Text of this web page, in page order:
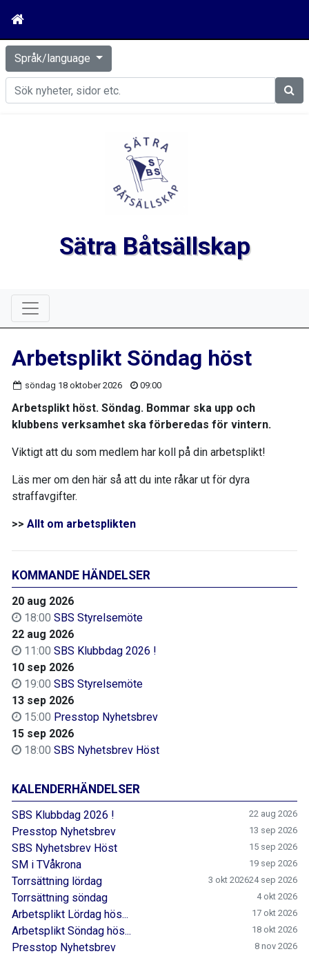
Språk/language
Sök
Sätra Båtsällskap
KOMMANDE HÄNDELSER
20 aug 2026
18:00 SBS Styrelsemöte
22 aug 2026
11:00 SBS Klubbdag 2026 !
10 sep 2026
19:00 SBS Styrelsemöte
13 sep 2026
15:00 Presstop Nyhetsbrev
15 sep 2026
18:00 SBS Nyhetsbrev Höst
KALENDERHÄNDELSER
SBS Klubbdag 2026 ! 22 aug 2026
Presstop Nyhetsbrev 13 sep 2026
SBS Nyhetsbrev Höst 15 sep 2026
SM i TVåkrona
19 sep 2026
24 sep 2026
Torrsättning lördag 3 okt 2026
Torrsättning söndag 4 okt 2026
Arbetsplikt Lördag hös... 17 okt 2026
Arbetsplikt Söndag hös... 18 okt 2026
Presstop Nyhetsbrev 8 nov 2026
Arbetsplikt Söndag höst
söndag 18 oktober 2026 09:00
Arbetsplikt höst. Söndag. Bommar ska upp och
klubbens verksamhet ska förberedas för vintern.
Viktigt att du som medlem har koll på din arbetsplikt!
Läs mer om den här så att du inte råkar ut för dyra
straffavgifter.
>> Allt om arbetsplikten